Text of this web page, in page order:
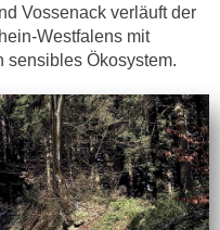
Vossenack verläuft der
Westfalens mit
Ökosystem.